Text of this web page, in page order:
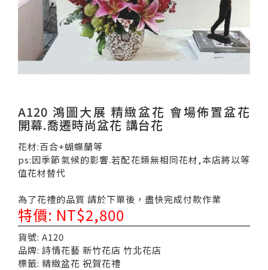
A120 鴻圖大展 精緻盆花 會場佈置盆花
開幕.喬遷時尚盆花 講台花
花材:百合+蝴蝶蘭等
ps:因季節氣候的影響.若配花類無相同花材,本店將以等
值花材替代
為了花禮的品質 請於下單後，盡快完成付款作業
特價: NT$2,800
貨號: A120
品牌: 詩情花藝 新竹花店 竹北花店
標籤: 精緻盆花 祝賀花禮